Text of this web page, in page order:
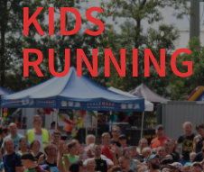
KIDS
RUNNING